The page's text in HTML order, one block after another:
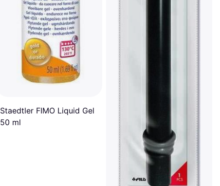
Staedtler FIMO Liquid Gel
50 ml